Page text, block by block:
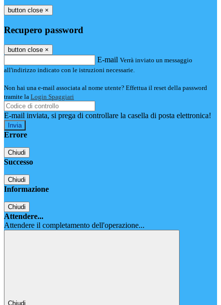
button close ×
Recupero password
button close ×
E-mail Verrà inviato un messaggio
all'indirizzo indicato con le istruzioni necessarie.
Non hai una e-mail associata al nome utente? Effettua il reset della password
tramite la Login Spaggiari
E-mail inviata, si prega di controllare la casella di posta elettronica!
Errore
Chiudi
Successo
Chiudi
Informazione
Chiudi
Attendere...
Attendere il completamento dell'operazione...
Chiudi